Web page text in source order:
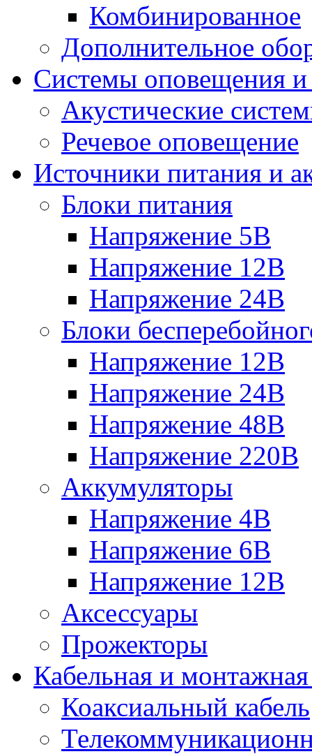
Комбинированное
Дополнительное
Системы оповещения и
Акустические
Речевое оповещение
Источники питания и
Блоки питания
Напряжение 5В
Напряжение 12В
Напряжение 24В
Блоки
Напряжение 12В
Напряжение 24В
Напряжение 48В
Напряжение 220В
Аккумуляторы
Напряжение 4В
Напряжение 6В
Напряжение 12В
Аксессуары
Прожекторы
Кабельная и
Коаксиальный кабель